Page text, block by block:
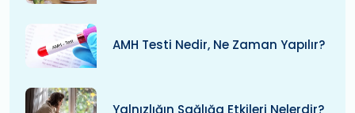
AMH Testi Nedir, Ne Zaman Yapılır?
Yalnızlığın Sağlığa Etkileri Nelerdir?